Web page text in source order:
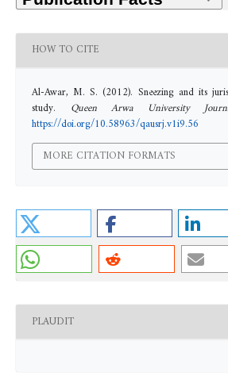
HOW TO CITE
Al-Awar, M. S. (2012). Sneezing and its
study. Queen Arwa University
https://doi.org/10.58963/qausrj.v1i9.56
MORE CITATION FORMATS
PLAUDIT